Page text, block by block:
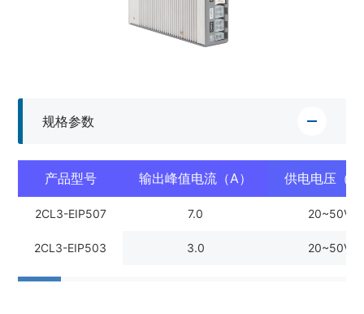
规格参数
产品型号 输出峰值电流（A） 供电电压（
2CL3-EIP507 7.0
2CL3-EIP503 3.0